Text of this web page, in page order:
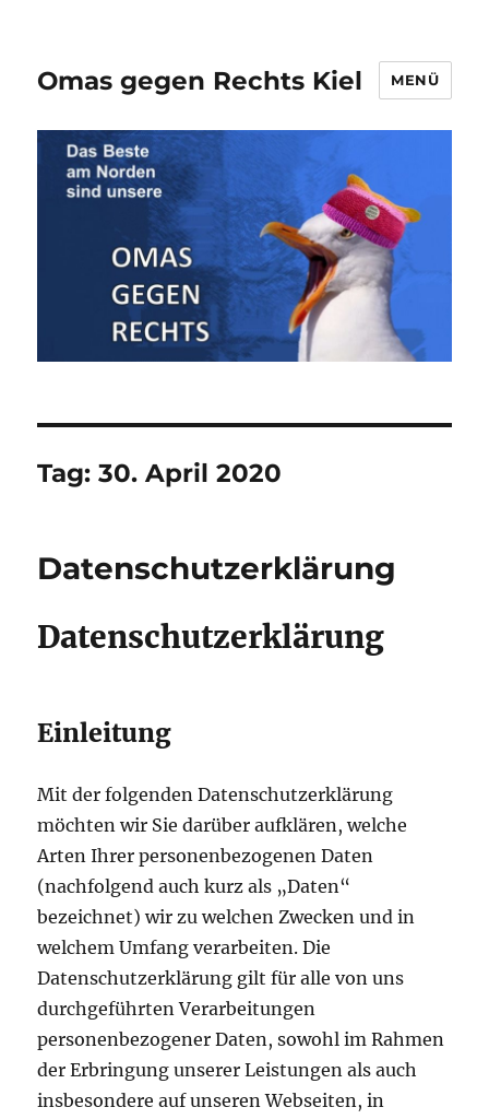
Omas gegen Rechts Kiel MENÜ
Tag:30. April 2020
Datenschutzerklärung
Datenschutzerklärung
Einleitung
Mit der folgenden Datenschutzerklärung
möchten wir Sie darüber aufklären, welche
Arten Ihrer personenbezogenen Daten
(nachfolgend auch kurz als „Daten“
bezeichnet) wir zu welchen Zwecken und in
welchem Umfang verarbeiten. Die
Datenschutzerklärung gilt für alle von uns
durchgeführten Verarbeitungen
personenbezogener Daten, sowohl im Rahmen
der Erbringung unserer Leistungen als auch
insbesondere auf unseren Webseiten, in